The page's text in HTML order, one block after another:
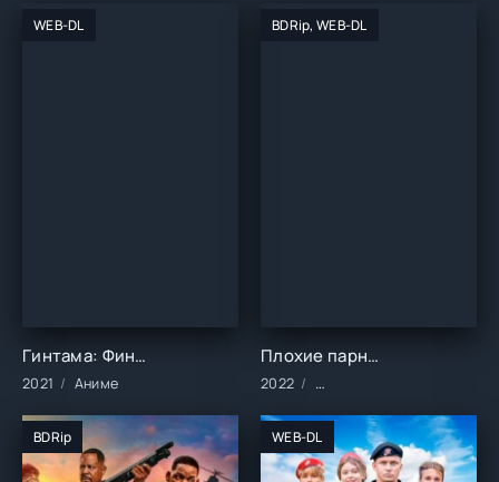
WEB-DL
Гинтама: Финал (2021)
2021 Аниме
BDRip, WEB-DL
Плохие парни (2022)
2022 Мультфильмы/
BDRip WEB-DL